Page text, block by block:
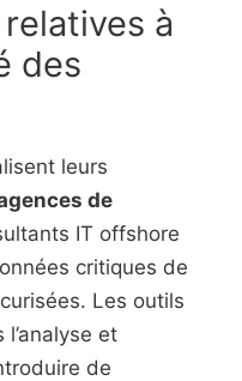
à
des
leurs
de
IT offshore
critiques de
Les outils
l’analyse et
de